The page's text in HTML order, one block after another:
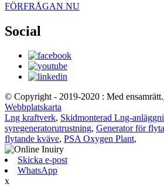
FÖRFRÅGAN NU
Social
© Copyright - 2019-2020 : Med ensamrätt.
Webbplatskarta
Lng kraftverk, Skidmonterad Lng-
syregeneratorutrustning, Generator för
flytande kväve, PSA Oxygen Plant,
Skicka e-post
WhatsApp
x